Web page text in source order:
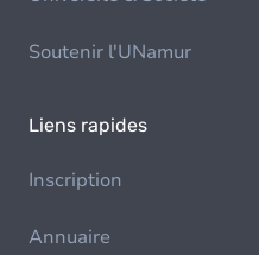
Soutenir l'UNamur
Liens rapides
Inscription
Annuaire